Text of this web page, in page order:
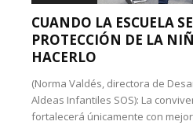
CUANDO LA ESCUELA
PROTECCIÓN DE LA
HACERLO
(Norma Valdés, directora de
Aldeas Infantiles SOS): La
fortalecerá únicamente con